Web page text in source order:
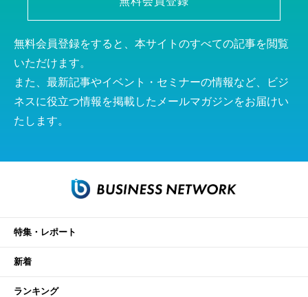
無料会員登録をすると、本サイトのすべての記事を閲覧
いただけます。
また、最新記事やイベント・セミナーの情報など、ビジ
ネスに役立つ情報を掲載したメールマガジンをお届けい
たします。
特集・レポート
新着
ランキング